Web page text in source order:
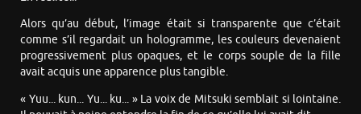
Alors qu’au début, l’image était si transparente que c’était
comme s’il regardait un hologramme, les couleurs devenaient
progressivement plus opaques, et le corps souple de la fille
avait acquis une apparence plus tangible.
« Yuu... kun... Yu... ku... » La voix de Mitsuki semblait si lointaine.